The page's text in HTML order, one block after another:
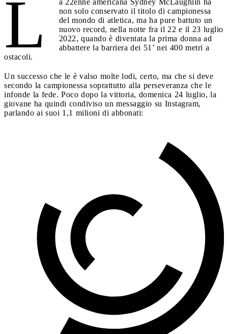
L
non solo conservato il titolo di campionessa
del mondo di atletica, ma ha pure battuto un
nuovo record, nella notte fra il 22 e il 23 luglio
2022, quando è diventata la prima donna ad
abbattere la barriera dei 51’ nei 400 metri a
ostacoli.
Un successo che le è valso molte lodi, certo, ma che si deve
secondo la campionessa soprattutto alla perseveranza che le
infonde la fede. Poco dopo la vittoria, domenica 24 luglio, la
giovane ha quindi condiviso un messaggio su Instagram,
parlando ai suoi 1,1 milioni di abbonati: